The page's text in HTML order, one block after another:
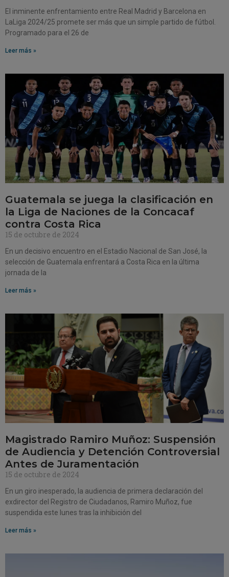
El inminente enfrentamiento entre Real Madrid y Barcelona en
LaLiga 2024/25 promete ser más que un simple partido de fútbol.
Programado para el 26 de
Leer más »
Guatemala se juega la clasificación en
la Liga de Naciones de la Concacaf
contra Costa Rica
15 de octubre de 2024
En un decisivo encuentro en el Estadio Nacional de San José, la
selección de Guatemala enfrentará a Costa Rica en la última
jornada de la
Leer más »
Magistrado Ramiro Muñoz: Suspensión
de Audiencia y Detención Controversial
Antes de Juramentación
15 de octubre de 2024
En un giro inesperado, la audiencia de primera declaración del
exdirector del Registro de Ciudadanos, Ramiro Muñoz, fue
suspendida este lunes tras la inhibición del
Leer más »